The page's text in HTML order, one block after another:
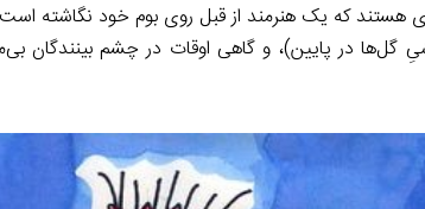
هستند که یک هنرمند از قبل روی بوم خود نگاشته
گل‌ها در پایین)، و گاهی اوقات در چشم بینندگان